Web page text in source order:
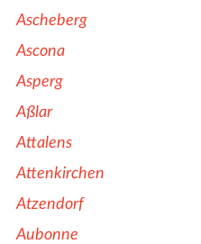
Ascheberg
Ascona
Asperg
Aßlar
Attalens
Attenkirchen
Atzendorf
Aubonne